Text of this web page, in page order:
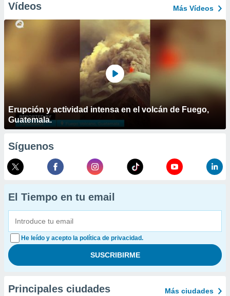
Vídeos Más Vídeos
Erupción y actividad intensa en el volcán de Fuego,
Guatemala.
Síguenos
El Tiempo en tu email
He leído y acepto la política de privacidad.
Principales ciudades Más ciudades